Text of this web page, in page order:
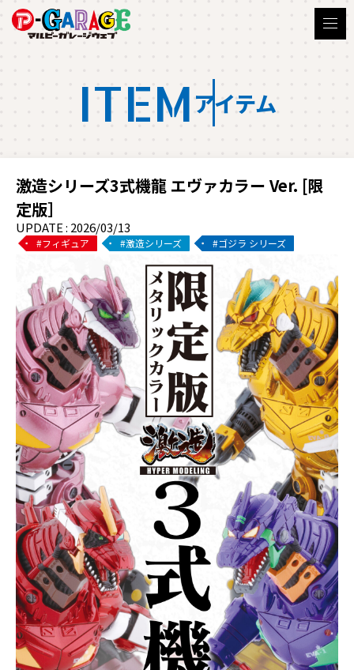
ITEM アイテム
激造シリーズ3式機龍 エヴァカラー Ver. [限
定版］
UPDATE : 2026/03/13
フィギュア 激造シリーズ ゴジラ シリーズ